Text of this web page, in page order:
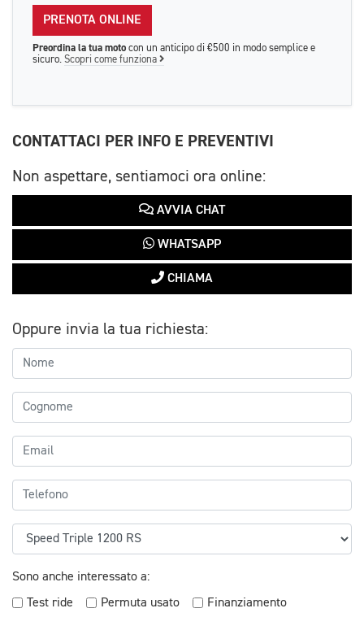
PRENOTA ONLINE
Preordina la tua moto con un anticipo di €500 in modo semplice e
sicuro. Scopri come funziona
CONTATTACI PER INFO E PREVENTIVI
Non aspettare, sentiamoci ora online:
AVVIA CHAT
WHATSAPP
CHIAMA
Oppure invia la tua richiesta:
Sono anche interessato a:
Test ride
Permuta usato
Finanziamento